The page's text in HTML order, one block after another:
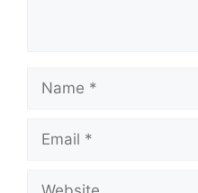
Name
Email
Website